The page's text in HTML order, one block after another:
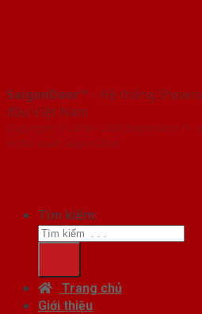
SaigonDoor™ - Hệ thống
đầu Việt Nam
Copyright ⓒ 2016 – 2026 SaigonDoor™
vị chủ quản SaigonDoor
Tìm kiếm:
Trang chủ
Giới thiệu